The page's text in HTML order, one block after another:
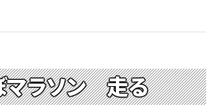
マラソン 走る